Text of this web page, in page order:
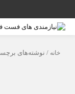
خانه/ نوشته‌های